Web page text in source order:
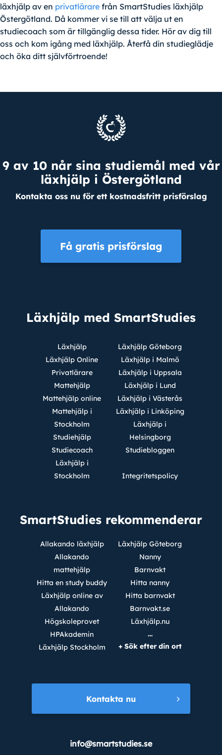
läxhjälp av en privatlärare från SmartStudies läxhjälp
Östergötland. Då kommer vi se till att välja ut en
studiecoach som är tillgänglig dessa tider. Hör av dig till
oss och kom igång med läxhjälp. Återfå din studieglädje
och öka ditt självförtroende!
9 av 10 når sina studiemål med vår
läxhjälp i Östergötland
Kontakta oss nu för ett kostnadsfritt prisförslag
Få gratis prisförslag
Läxhjälp med SmartStudies
Läxhjälp
Läxhjälp Online
Privatlärare
Mattehjälp
Mattehjälp online
Mattehjälp i
Stockholm
Studiehjälp
Studiecoach
Läxhjälp i
Stockholm
Läxhjälp Göteborg
Läxhjälp i Malmö
Läxhjälp i Uppsala
Läxhjälp i Lund
Läxhjälp i Västerås
Läxhjälp i Linköping
Läxhjälp i
Helsingborg
Studiebloggen
Integritetspolicy
SmartStudies rekommenderar
Allakando läxhjälp
Allakando
mattehjälp
Hitta en study buddy
Läxhjälp online av
Allakando
Högskoleprovet
HPAkademin
Läxhjälp Stockholm
Läxhjälp Göteborg
Nanny
Barnvakt
Hitta nanny
Hitta barnvakt
Barnvakt.se
Läxhjälp.nu
…
+ Sök efter din ort
info@smartstudies.se
Kontakta nu